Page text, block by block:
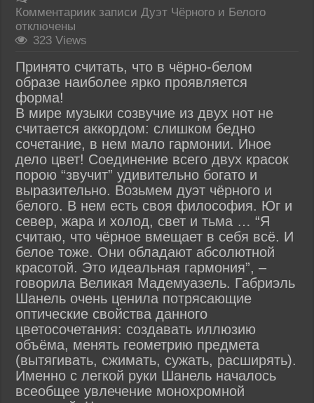
Комментариик записи Дуэт Чёрного и Белого
отключены
323 Views
Принято считать, что в чёрно-белом
образе наиболее ярко проявляется
форма!
В мире музыки созвучие из двух нот не
считается аккордом: слишком бедно
сочетание, в нем мало гармонии. Иное
дело цвет! Соединение всего двух красок
порою “звучит” удивительно богато и
выразительно. Возьмем дуэт чёрного и
белого. В нем есть своя философия. Юг и
север, жара и холод, свет и тьма … “Я
считаю, что чёрное вмещает в себя всё. И
белое тоже. Они обладают абсолютной
красотой. Это идеальная гармония”, –
говорила Великая Мадемуазель. Габриэль
Шанель очень ценила потрясающие
оптические свойства данного
цветосочетания: создавать иллюзию
объёма, менять геометрию предмета
(вытягивать, сжимать, сужать, расширять).
Именно с легкой руки Шанель началось
всеобщее увлечение монохромной